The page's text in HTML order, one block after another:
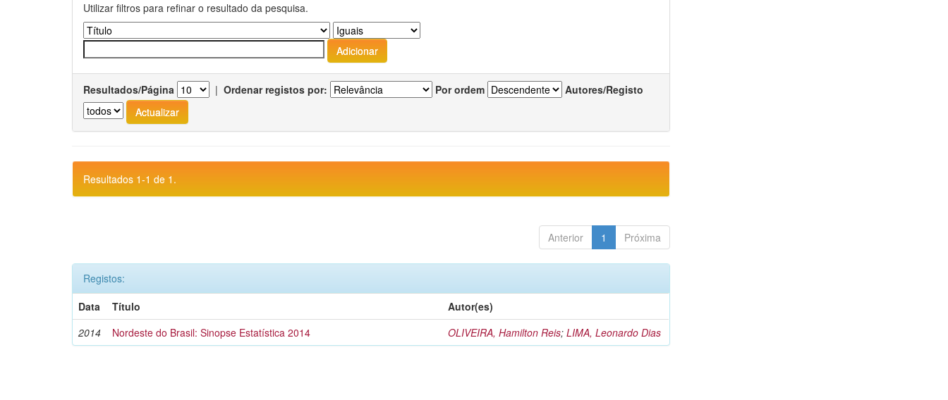
Utilizar filtros para refinar o resultado da pesquisa.
Resultados/Página | Ordenar registos por: Por ordem Autores/Registo
Resultados 1-1 de 1.
Anterior 1 Próxima
Registos:
Data
Título
Autor(es)
2014
Nordeste do Brasil: Sinopse Estatística 2014 OLIVEIRA, Hamilton Reis;LIMA, Leonardo Dias